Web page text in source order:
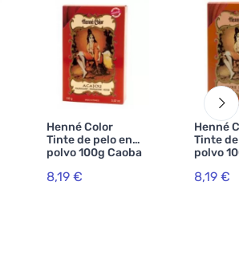
Henné Color
Tinte de pelo en
polvo 100g Caoba
8,19 €
Henné
Tinte
polvo
8,19 €